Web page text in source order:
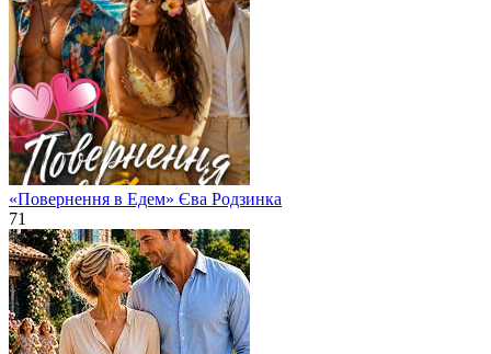
«Повернення в Едем» Єва Родзинка
71